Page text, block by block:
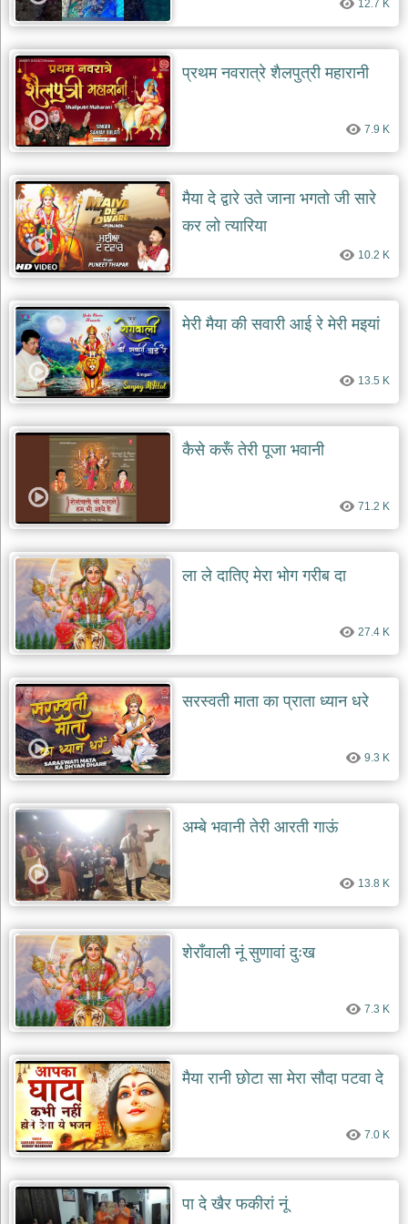
दयाल
भजन
lal
dayal
bhajans
शनि
देव
भजन
dev
bhajans
आज
का
भजन
bhajan
day
भजन
जोड़ें
add
bhajans
12.7 K
प्रथम नवरात्रे शैलपुत्री महारानी
7.9 K
मैया दे द्वारे उते जाना भगतो जी सारे
कर लो त्यारिया
10.2 K
मेरी मैया की सवारी आई रे मेरी मइयां
13.5 K
कैसे करूँ तेरी पूजा भवानी
71.2 K
ला ले दातिए मेरा भोग गरीब दा
27.4 K
सरस्वती माता का प्राता ध्यान धरे
9.3 K
अम्बे भवानी तेरी आरती गाऊं
13.8 K
शेराँवाली नूं सुणावां दुःख
7.3 K
मैया रानी छोटा सा मेरा सौदा पटवा दे
7.0 K
पा दे खैर फकीरां नूं